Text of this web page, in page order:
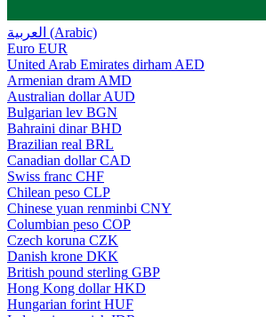
العربية (Arabic)
Euro EUR
United Arab Emirates dirham AED
Armenian dram AMD
Australian dollar AUD
Bulgarian lev BGN
Bahraini dinar BHD
Brazilian real BRL
Canadian dollar CAD
Swiss franc CHF
Chilean peso CLP
Chinese yuan renminbi CNY
Columbian peso COP
Czech koruna CZK
Danish krone DKK
British pound sterling GBP
Hong Kong dollar HKD
Hungarian forint HUF